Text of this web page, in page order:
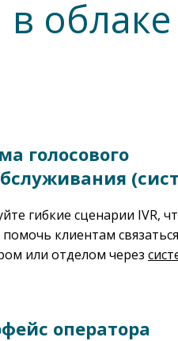
голосового
гибкие сценарии IVR,
клиентам
или отделом через
оператора